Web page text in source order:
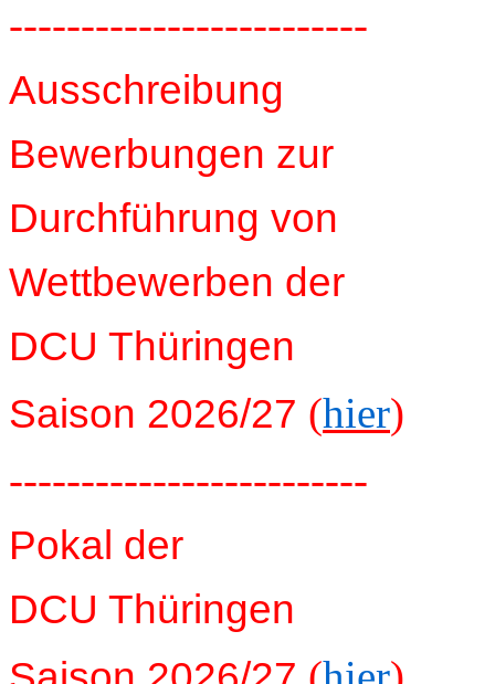
-------------------------
Ausschreibung
Bewerbungen zur
Durchführung von
Wettbewerben der
DCU Thüringen
Saison 2026/27 (hier)
-------------------------
Pokal der
DCU Thüringen